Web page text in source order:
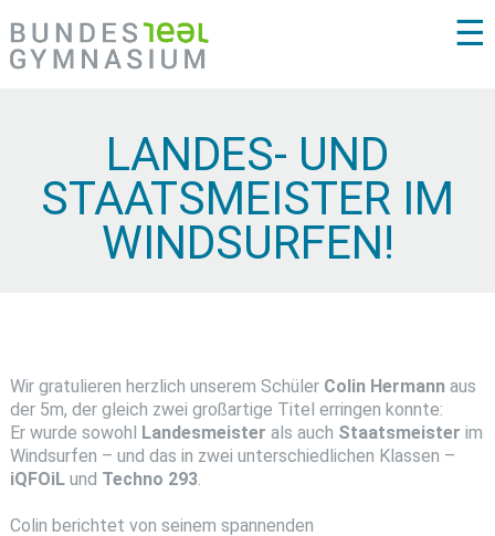
☰
LANDES- UND
STAATSMEISTER IM
WINDSURFEN!
Wir gratulieren herzlich unserem Schüler Colin Hermannaus
der 5m, der gleich zwei großartige Titel erringen konnte:
Er wurde sowohl Landesmeister als auch Staatsmeister im
Windsurfen – und das in zwei unterschiedlichen Klassen –
iQFOiLund Techno 293.
Colin berichtet von seinem spannenden